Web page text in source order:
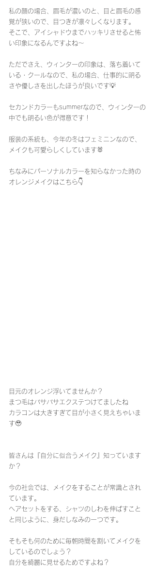
私の顔の場合、眉毛が濃いのと、目と眉毛の感
覚が狭いので、目つきが凛々しくなります。
そこで、アイシャドウまでハッキリさせると怖
い印象になるんですよね〜
ただでさえ、ウィンターの印象は、落ち着いて
いる・クールなので、私の場合、仕事的に明る
さや優しさを出したほうが良いです💡
セカンドカラーもsummerなので、ウィンターの
中でも明るい色が得意です！
服装の系統も、今年の冬はフェミニンなので、
メイクも可愛らしくしています🐰
ちなみにパーソナルカラーを知らなかった時の
オレンジメイクはこちら👇
目元のオレンジ浮いてませんか？
まつ毛はバサバサエクステつけてましたね
カラコンは大きすぎて目が小さく見えちゃいま
す🥹
皆さんは『自分に似合うメイク』知っています
か？
今の社会では、メイクをすることが常識とされ
ています。
ヘアセットをする、シャツのしわを伸ばすこと
と同じように、身だしなみの一つです。
そもそも何のために毎朝時間を割いてメイクを
しているのでしょう？
自分を綺麗に見せるためですよね？